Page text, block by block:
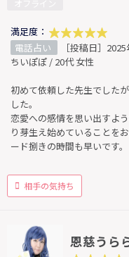
満足度：
電話占い
［投稿日］
ちいぽぽ / 20代 女性
初めて依頼した先生でした
した。
恋愛への感情を思い出すよ
り芽生え始めていることを
ード捌きの時間も早いです。
相手の気持ち
恩慈うら